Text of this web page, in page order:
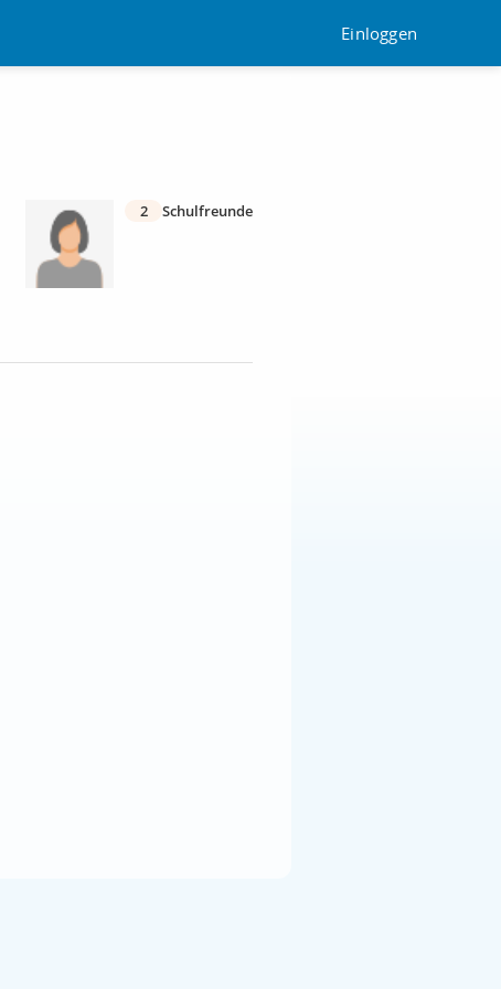
Einloggen
2 Schulfreunde